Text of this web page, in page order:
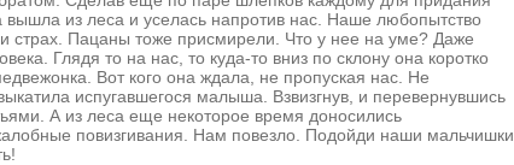
из леса и уселась напротив нас. Наше любопытство
страх. Пацаны тоже присмирели. Что у нее на уме? Даже
Глядя то на нас, то куда-то вниз по склону она коротко
Вот кого она ждала, не пропуская нас. Не
испугавшегося малыша. Взвизгнув, и перевернувшись
А из леса еще некоторое время доносились
повизгивания. Нам повезло. Подойди наши мальчишки